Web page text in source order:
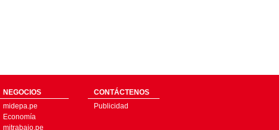
NEGOCIOS
midepa.pe
Economía
mitrabajo.pe
CONTÁCTENOS
Publicidad